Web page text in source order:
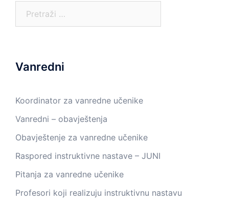
Vanredni
Koordinator za vanredne učenike
Vanredni – obavještenja
Obavještenje za vanredne učenike
Raspored instruktivne nastave – JUNI
Pitanja za vanredne učenike
Profesori koji realizuju instruktivnu nastavu